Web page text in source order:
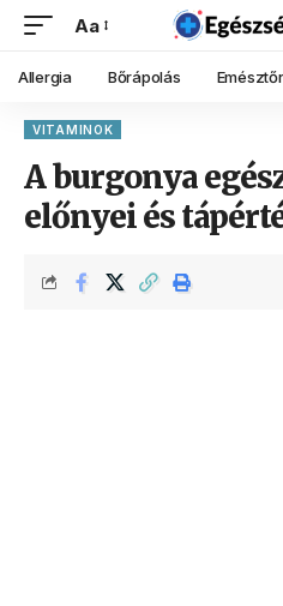
Aa
Allergia Bőrápolás
VITAMINOK
A burgonya
előnyei és